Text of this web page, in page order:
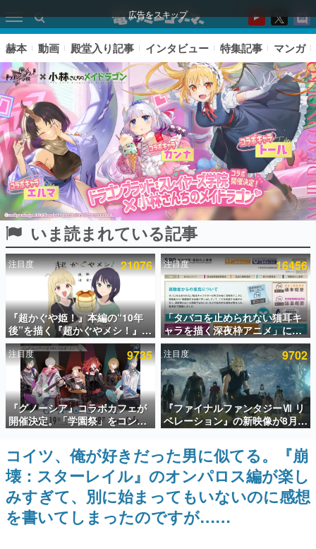
広告をスキップ
ピックアップ
電ファミのいま読まれている記事ランキング
アプリセール情報
インタビュー
連載・特集一覧
殿堂入り記事
SNS拡散数が数千以上！ ページビュー数万以上！ などな
ど。多くの人々に読まれた、電ファミ渾身の“殿堂入り”記
事をまとめました。
ゲームの企画書
名作ゲームクリエイターの方々に製作時のエピソードをお
聞きし、ヒットする企画（ゲーム）とは何か？を探ってい
きます。
赫本
この物語を解いてはいけない。『赫本』は、〈試験問題〉
赫本 動画 殿堂入り記事 インタビュー 特集記事 マンガ
いま読まれている記事
注目度 21076
『超かぐや姫！』本編の“10年
後”を描く『超かぐやメシ！』
Web連載決定。新たなWebマン
ガレーベル「ビビビコミック」
にて特別話が掲載スタート、あ
のお話には…まだ続きがある！
注目度 16456
「タバコを止められない猫耳キ
ャラを描く深夜枠アニメ」に視
聴者の一部から批判意見。違法
薬物の使用と思しき描写も含め
て、BPOが議論を交わす
注目度 9735
『グノーシア』コラボカフェが
開催決定。「学園祭」をコンセ
プトに、模擬店やセツやSQ、ラ
キオたちが学祭バンドを楽しむ
様子を切り取った新グッズが展
開
注目度 9702
『ファイナルファンタジーⅦ リ
ベレーション』の新映像が8月
26日早朝に公開へ。『FF7』リ
メイクシリーズの完結編、
「gamescom」のオープニング
ナイトライブにてディレクター
の浜口直樹氏が登壇する予定
コイツ、俺が好きだった男に似てる。『崩
壊：スターレイル』のオンパロス編が楽し
みすぎて、別に始まってもいないのに感想
を書いてしまったのですが……